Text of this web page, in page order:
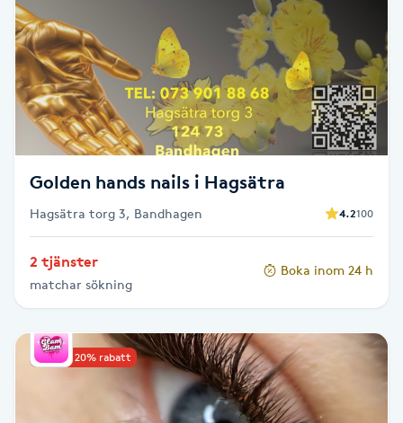
Nagelklippning
Nagelsvamp
Nageltrång
Naglar borttagning
Naglar reparation
Navelpiercing
Golden hands nails i Hagsätra
Hagsätra torg 3, Bandhagen 4.2100
2 tjänster
matchar sökning
Boka inom 24 h
Upp till 20% rabatt